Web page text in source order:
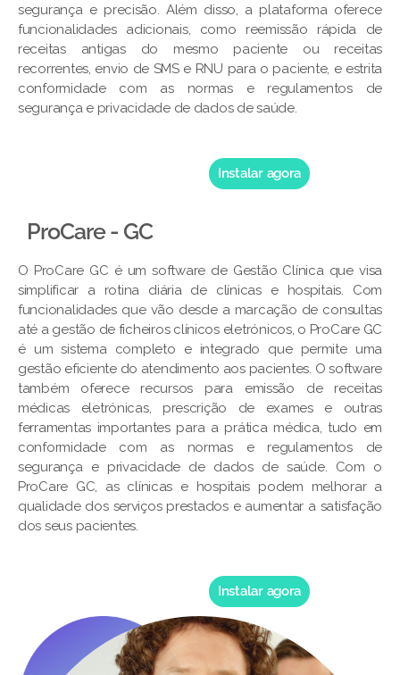
segurança e precisão. Além disso, a plataforma oferece
funcionalidades adicionais, como reemissão rápida de
receitas antigas do mesmo paciente ou receitas
recorrentes, envio de SMS e RNU para o paciente, e estrita
conformidade com as normas e regulamentos de
segurança e privacidade de dados de saúde.
Instalar agora
ProCare - GC
O ProCare GC é um software de Gestão Clínica que visa
simplificar a rotina diária de clínicas e hospitais. Com
funcionalidades que vão desde a marcação de consultas
até a gestão de ficheiros clínicos eletrónicos, o ProCare GC
é um sistema completo e integrado que permite uma
gestão eficiente do atendimento aos pacientes. O software
também oferece recursos para emissão de receitas
médicas eletrónicas, prescrição de exames e outras
ferramentas importantes para a prática médica, tudo em
conformidade com as normas e regulamentos de
segurança e privacidade de dados de saúde. Com o
ProCare GC, as clínicas e hospitais podem melhorar a
qualidade dos serviços prestados e aumentar a satisfação
dos seus pacientes.
Instalar agora